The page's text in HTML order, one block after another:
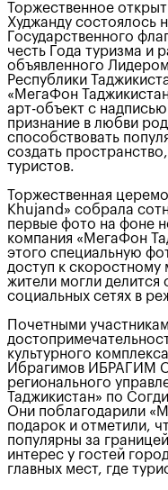
Торжественное
Худжанду состоялось
Государственного
честь Года туризма и
объявленного
Республики
«МегаФон
арт-объект с
признание в любви
способствовать
создать
туристов.
Торжественная
Khujand» собрала
первые фото на фоне
компания «МегаФон
этого специальную
доступ к скоростному
жители могли
социальных сетях в
Почетными
культурного
Ибрагимов ИБРАГИМ
регионального
Таджикистан» по
Они поблагодарили
подарок и отметили,
популярны за
интерес у гостей
главных мест, где